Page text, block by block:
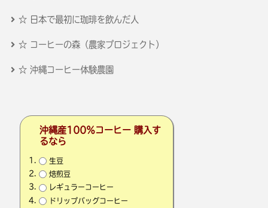
☆ 日本で最初に珈琲を飲んだ人
☆ コーヒーの森（農家プロジェクト）
☆ 沖縄コーヒー体験農園
沖縄産100％コーヒー 購入す
るなら
生豆
焙煎豆
レギュラーコーヒー
ドリップバッグコーヒー